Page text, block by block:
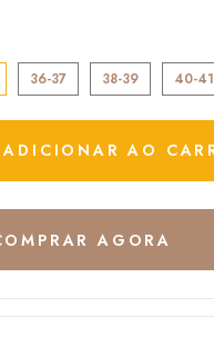
36-37 38-39 40-41
ADICIONAR AO
AGORA